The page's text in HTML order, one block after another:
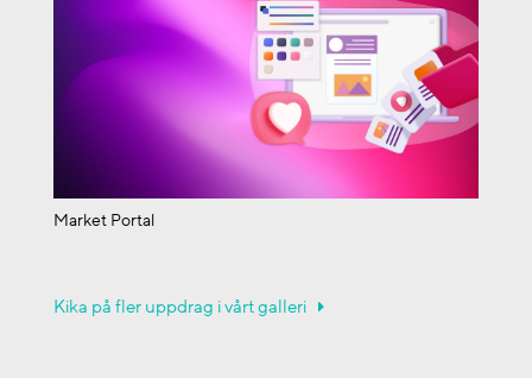
Market Portal
Kika på fler uppdrag i vårt galleri